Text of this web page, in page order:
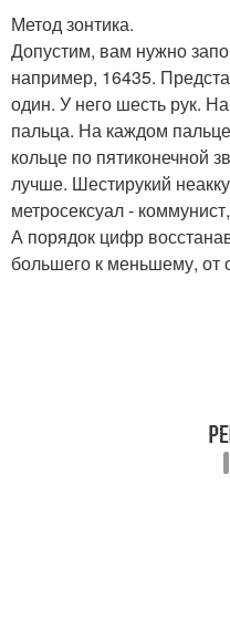
Метод зонтика.
Допустим, вам нужно
например, 16435.
один. У него шесть рук.
пальца. На каждом
кольце по пятиконечной
лучше. Шестирукий
метросексуал -
А порядок цифр
большего к меньшему, от